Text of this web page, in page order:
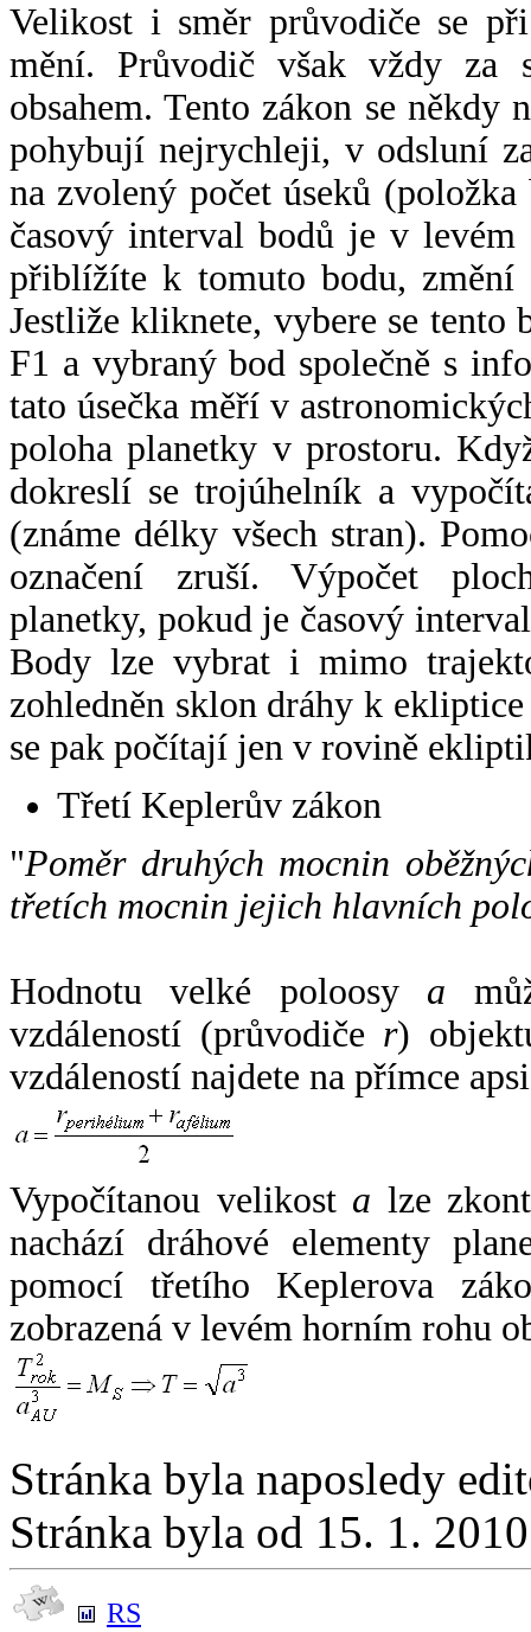
Velikost i směr průvodiče se
mění. Průvodič však vždy za
obsahem. Tento zákon se někdy
pohybují nejrychleji, v odsluní
na zvolený počet úseků
časový interval bodů je v
přiblížíte k tomuto bodu,
Jestliže kliknete, vybere se tento
F1 a vybraný bod společně s
tato úsečka měří v
poloha planetky v prostoru.
dokreslí se trojúhelník a
(známe délky všech stran).
označení zruší. Výpočet
planetky, pokud je časový
Body lze vybrat i mimo
zohledněn sklon dráhy k
se pak počítají jen v rovině
Třetí Keplerův zákon
"Poměr druhých mocnin
třetích mocnin jejich hlavních
Hodnotu velké poloosy a
vzdáleností (průvodiče r)
vzdáleností najdete na přímce
Vypočítanou velikost a lze
nachází dráhové elementy
pomocí třetího Keplerova
zobrazená v levém horním rohu
Stránka byla naposledy
Stránka byla od 15. 1.
RS